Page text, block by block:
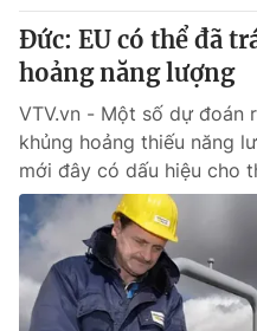
Phó Tổng Biên tập:Nguyễn
Nguyễn Trọng Ninh
Tổng đài VTV:024.38 355
Ðiện thoại Thời báo VTV:
Email:toasoan@vtv.vn
Liên hệ quảng cáo:024-
Đức: EU có thể đã
hoảng năng lượng
VTV.vn - Một số dự đoán
khủng hoảng thiếu năng
mới đây có dấu hiệu cho